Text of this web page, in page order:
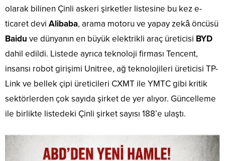
olarak bilinen Çinli askeri şirketler listesine bu kez e-
ticaret devi Alibaba, arama motoru ve yapay zekâ öncüsü
Baidu ve dünyanın en büyük elektrikli araç üreticisi BYD
dahil edildi. Listede ayrıca teknoloji firması Tencent,
insansı robot girişimi Unitree, ağ teknolojileri üreticisi TP-
Link ve bellek çipi üreticileri CXMT ile YMTC gibi kritik
sektörlerden çok sayıda şirket de yer alıyor. Güncelleme
ile birlikte listedeki Çinli şirket sayısı 188’e ulaştı.